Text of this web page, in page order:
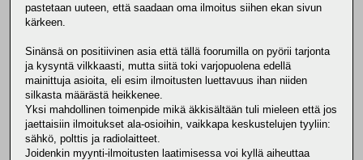
pastetaan uuteen, että saadaan oma ilmoitus siihen ekan sivun
kärkeen.
Sinänsä on positiivinen asia että tällä foorumilla on pyörii tarjonta
ja kysyntä vilkkaasti, mutta siitä toki varjopuolena edellä
mainittuja asioita, eli esim ilmoitusten luettavuus ihan niiden
silkasta määrästä heikkenee.
Yksi mahdollinen toimenpide mikä äkkisältään tuli mieleen että jos
jaettaisiin ilmoitukset ala-osioihin, vaikkapa keskustelujen tyyliin:
sähkö, polttis ja radiolaitteet.
Joidenkin myynti-ilmoitusten laatimisessa voi kyllä aiheuttaa